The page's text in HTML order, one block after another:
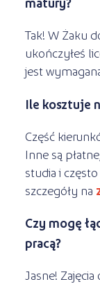
Tak! W Żaku
ukończyłeś
jest
Ile kosztuje
Część
Inne są
studia i
szczegóły na
Czy mogę
pracą?
Jasne!